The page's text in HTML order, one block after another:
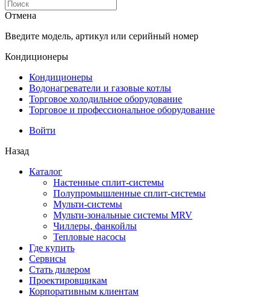
Отмена
Введите модель, артикул или серийный номер
Кондиционеры
Кондиционеры
Водонагреватели и газовые котлы
Торговое холодильное оборудование
Торговое и профессиональное оборудование
Войти
Назад
Каталог
Настенные сплит-системы
Полупромышленные сплит-системы
Мульти-системы
Мульти-зональные системы MRV
Чиллеры, фанкойлы
Тепловые насосы
Где купить
Сервисы
Стать дилером
Проектировщикам
Корпоративным клиентам